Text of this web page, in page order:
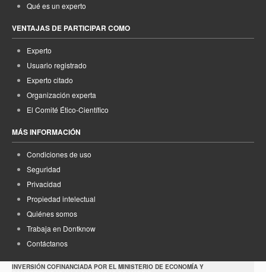
Qué es un experto
VENTAJAS DE PARTICIPAR COMO
Experto
Usuario registrado
Experto citado
Organización experta
El Comité Ético-Científico
MÁS INFORMACIÓN
Condiciones de uso
Seguridad
Privacidad
Propiedad intelectual
Quiénes somos
Trabaja en Dontknow
Contáctanos
INVERSIÓN COFINANCIADA POR EL MINISTERIO DE ECONOMÍA Y